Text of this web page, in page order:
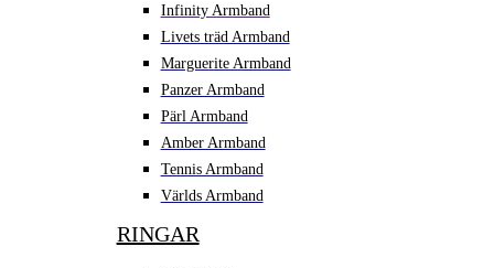
Infinity Armband
Livets träd Armband
Marguerite Armband
Panzer Armband
Pärl Armband
Amber Armband
Tennis Armband
Världs Armband
RINGAR